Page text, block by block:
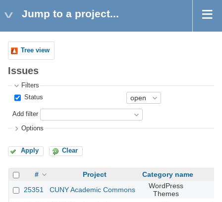
Jump to a project...
Tree view
Issues
Filters
Status
Add filter
Options
Apply Clear
# Project
Category name
25351
CUNY Academic Commons
WordPress
Themes